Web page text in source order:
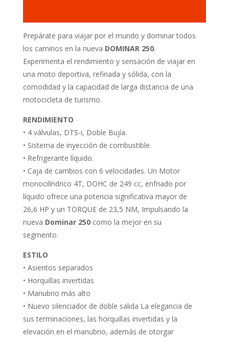
Prepárate para viajar por el mundo y dominar todos
los caminos en la nueva DOMINAR 250.
Experimenta el rendimiento y sensación de viajar en
una moto deportiva, refinada y sólida, con la
comodidad y la capacidad de larga distancia de una
motocicleta de turismo.
RENDIMIENTO
• 4 válvulas, DTS-i, Doble Bujía.
• Sistema de inyección de combustible.
• Refrigerante líquido.
• Caja de cambios con 6 velocidades. Un Motor
monocilíndrico 4T, DOHC de 249 cc, enfriado por
líquido ofrece una potencia significativa mayor de
26,6 HP y un TORQUE de 23,5 NM, Impulsando la
nueva Dominar 250como la mejor en su
segmento.
ESTILO
• Asientos separados
• Horquillas invertidas
• Manubrio más alto
• Nuevo silenciador de doble salida La elegancia de
sus terminaciones, las horquillas invertidas y la
elevación en el manubrio, además de otorgar